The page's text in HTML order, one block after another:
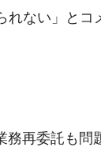
れない」とコ
務再委託も問